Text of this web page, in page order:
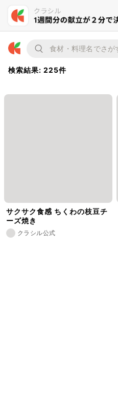
検索結果: 225件
サクサク食感 ちくわの枝豆チ
ーズ焼き
クラシル公式